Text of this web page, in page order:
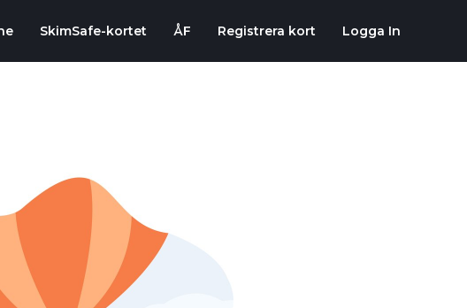
SkimSafe-kortet ÅF Registrera kort Logga In